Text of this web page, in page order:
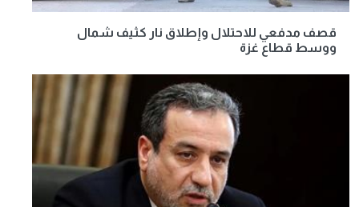
قصف مدفعي للاحتلال وإطلاق نار كثيف شمال
ووسط قطاع غزة